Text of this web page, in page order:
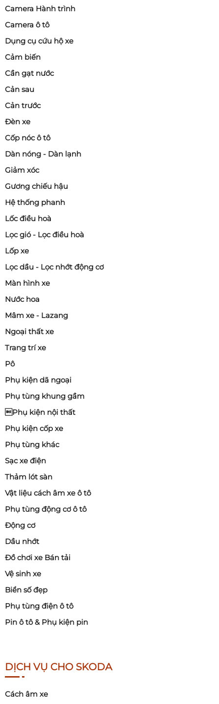
Camera Hành trình
Camera ô tô
Dụng cụ cứu hộ xe
Cảm biến
Cần gạt nước
Cản sau
Cản trước
Đèn xe
Cốp nóc ô tô
Dàn nóng - Dàn lạnh
Giảm xóc
Gương chiếu hậu
Hệ thống phanh
Lốc điều hoà
Lọc gió - Lọc điều hoà
Lốp xe
Lọc dầu - Lọc nhớt động cơ
Màn hình xe
Nước hoa
Mâm xe - Lazang
Ngoại thất xe
Trang trí xe
Pô
Phụ kiện dã ngoại
Phụ tùng khung gầm
Phụ kiện nội thất
Phụ kiện cốp xe
Phụ tùng khác
Sạc xe điện
Thảm lót sàn
Vật liệu cách âm xe ô tô
Phụ tùng động cơ ô tô
Động cơ
Dầu nhớt
Đồ chơi xe Bán tải
Vệ sinh xe
Biển số đẹp
Phụ tùng điện ô tô
Pin ô tô & Phụ kiện pin
DỊCH VỤ CHO SKODA
Cách âm xe